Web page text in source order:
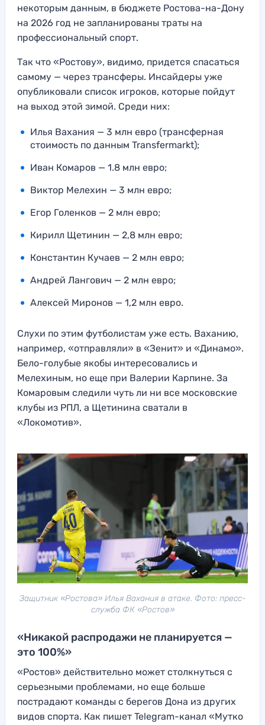
некоторым данным, в бюджете Ростова-на-Дону
на 2026 год не запланированы траты на
профессиональный спорт.
Так что «Ростову», видимо, придется спасаться
самому — через трансферы. Инсайдеры уже
опубликовали список игроков, которые пойдут
на выход этой зимой. Среди них:
Илья Вахания — 3 млн евро (трансферная
стоимость по данным Transfermarkt);
Иван Комаров — 1.8 млн евро;
Виктор Мелехин — 3 млн евро;
Егор Голенков — 2 млн евро;
Кирилл Щетинин — 2,8 млн евро;
Константин Кучаев — 2 млн евро;
Андрей Лангович — 2 млн евро;
Алексей Миронов — 1,2 млн евро.
Слухи по этим футболистам уже есть. Ваханию,
например, «отправляли» в «Зенит» и «Динамо».
Бело-голубые якобы интересовались и
Мелехиным, но еще при Валерии Карпине. За
Комаровым следили чуть ли ни все московские
клубы из РПЛ, а Щетинина сватали в
«Локомотив».
Защитник «Ростова» Илья Вахания в атаке. Фото: пресс-
служба ФК «Ростов»
«Никакой распродажи не планируется —
это 100%»
«Ростов» действительно может столкнуться с
серьезными проблемами, но еще больше
пострадают команды с берегов Дона из других
видов спорта. Как пишет Telegram-канал «Мутко